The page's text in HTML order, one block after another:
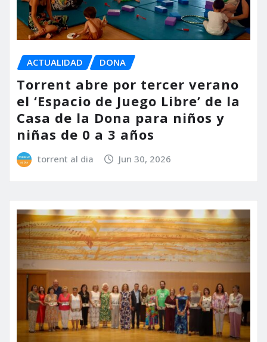
ACTUALIDAD DONA
Torrent abre por tercer verano
el ‘Espacio de Juego Libre’ de la
Casa de la Dona para niños y
niñas de 0 a 3 años
torrent al dia Jun 30, 2026